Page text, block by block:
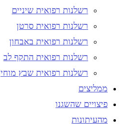
רשלנות רפואית שיניים
רשלנות רפואית סרטן
רשלנות רפואית באבחון
רשלנות רפואית התקף לב
רשלנות רפואית שבץ מוחי
ממליצים
פיצויים שהשגנו
מהעיתונות